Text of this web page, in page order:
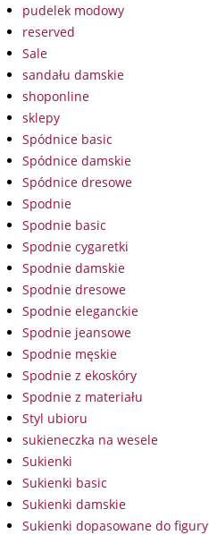
pudelek modowy
reserved
Sale
sandału damskie
shoponline
sklepy
Spódnice basic
Spódnice damskie
Spódnice dresowe
Spodnie
Spodnie basic
Spodnie cygaretki
Spodnie damskie
Spodnie dresowe
Spodnie eleganckie
Spodnie jeansowe
Spodnie męskie
Spodnie z ekoskóry
Spodnie z materiału
Styl ubioru
sukieneczka na wesele
Sukienki
Sukienki basic
Sukienki damskie
Sukienki dopasowane do figury